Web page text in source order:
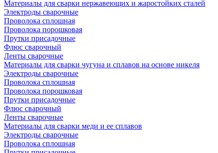
Материалы для сварки нержавеющих и жаростойких сталей
Электроды сварочные
Проволока сплошная
Проволока порошковая
Прутки присадочные
Флюс сварочный
Ленты сварочные
Материалы для сварки чугуна и сплавов на основе никеля
Электроды сварочные
Проволока сплошная
Проволока порошковая
Прутки присадочные
Флюс сварочный
Ленты сварочные
Материалы для сварки меди и ее сплавов
Электроды сварочные
Проволока сплошная